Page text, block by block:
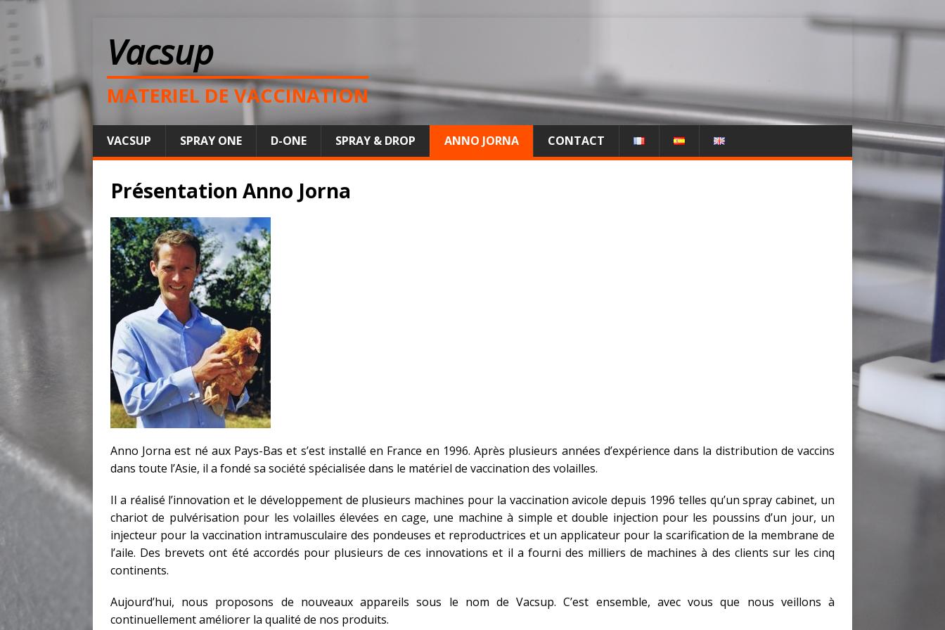
Vacsup
MATERIEL DE VACCINATION
VACSUP SPRAY ONE D-ONE SPRAY & DROP ANNO JORNA CONTACT
Présentation Anno Jorna
Anno Jorna est né aux Pays-Bas et s’est installé en France en 1996. Après plusieurs années d’expérience dans la distribution de vaccins
dans toute l’Asie, il a fondé sa société spécialisée dans le matériel de vaccination des volailles.
Il a réalisé l’innovation et le développement de plusieurs machines pour la vaccination avicole depuis 1996 telles qu’un spray cabinet, un
chariot de pulvérisation pour les volailles élevées en cage, une machine à simple et double injection pour les poussins d’un jour, un
injecteur pour la vaccination intramusculaire des pondeuses et reproductrices et un applicateur pour la scarification de la membrane de
l’aile. Des brevets ont été accordés pour plusieurs de ces innovations et il a fourni des milliers de machines à des clients sur les cinq
continents.
Aujourd’hui, nous proposons de nouveaux appareils sous le nom de Vacsup. C’est ensemble, avec vous que nous veillons à
continuellement améliorer la qualité de nos produits.